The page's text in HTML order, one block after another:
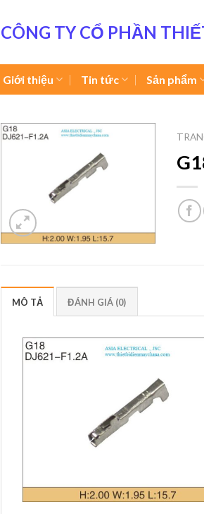
CÔNG TY CỔ PHẦN
Giới thiệu Tin tức Sản phẩm
MÔ TẢ ĐÁNH GIÁ (0)